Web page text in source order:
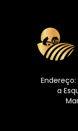
Endereço:
a